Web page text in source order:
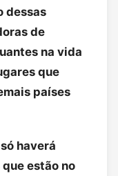
dessas
de
na vida
que
países
haverá
estão no